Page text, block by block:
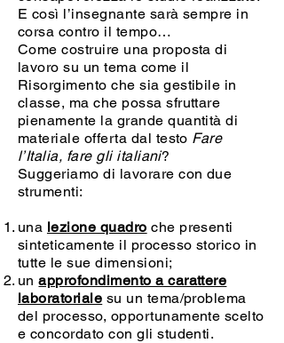
E così l’insegnante sarà sempre in
corsa contro il tempo…
Come costruire una proposta di
lavoro su un tema come il
Risorgimento che sia gestibile in
classe, ma che possa sfruttare
pienamente la grande quantità di
materiale offerta dal testo Fare
l’Italia, fare gli italiani?
Suggeriamo di lavorare con due
strumenti:
una lezione quadro che presenti
sinteticamente il processo storico in
tutte le sue dimensioni;
unapprofondimento a carattere
laboratoriale su un tema/problema
del processo, opportunamente scelto
e concordato con gli studenti.